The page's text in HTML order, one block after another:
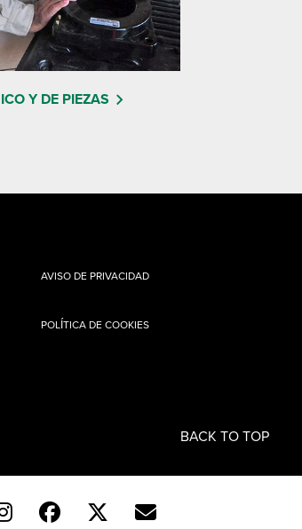
BACK TO TOP
Y DE PIEZAS
AVISO DE PRIVACIDAD
POLÍTICA DE COOKIES